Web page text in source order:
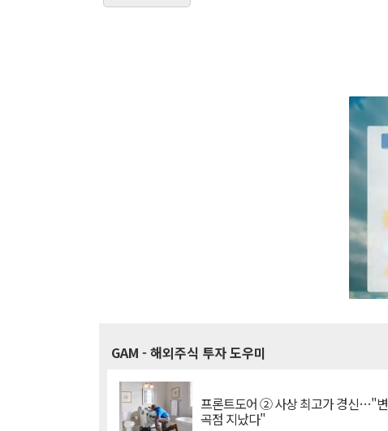
GAM - 해외주식 투자 도우미
프론트도어 ② 사상 최고가 경신…"변
곡점 지났다"